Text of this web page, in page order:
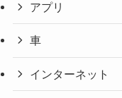
アプリ
車
インターネット